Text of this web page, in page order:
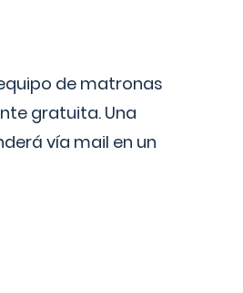
de matronas
gratuita. Una
vía mail en un